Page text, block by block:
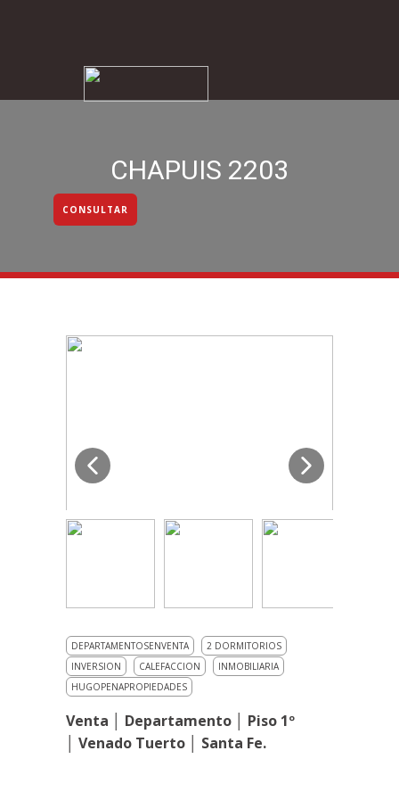
CHAPUIS 2203
CONSULTAR
DEPARTAMENTOSENVENTA
2 DORMITORIOS
INVERSION
CALEFACCION
INMOBILIARIA
HUGOPENAPROPIEDADES
Venta │ Departamento │ Piso 1º
│ Venado Tuerto │ Santa Fe.